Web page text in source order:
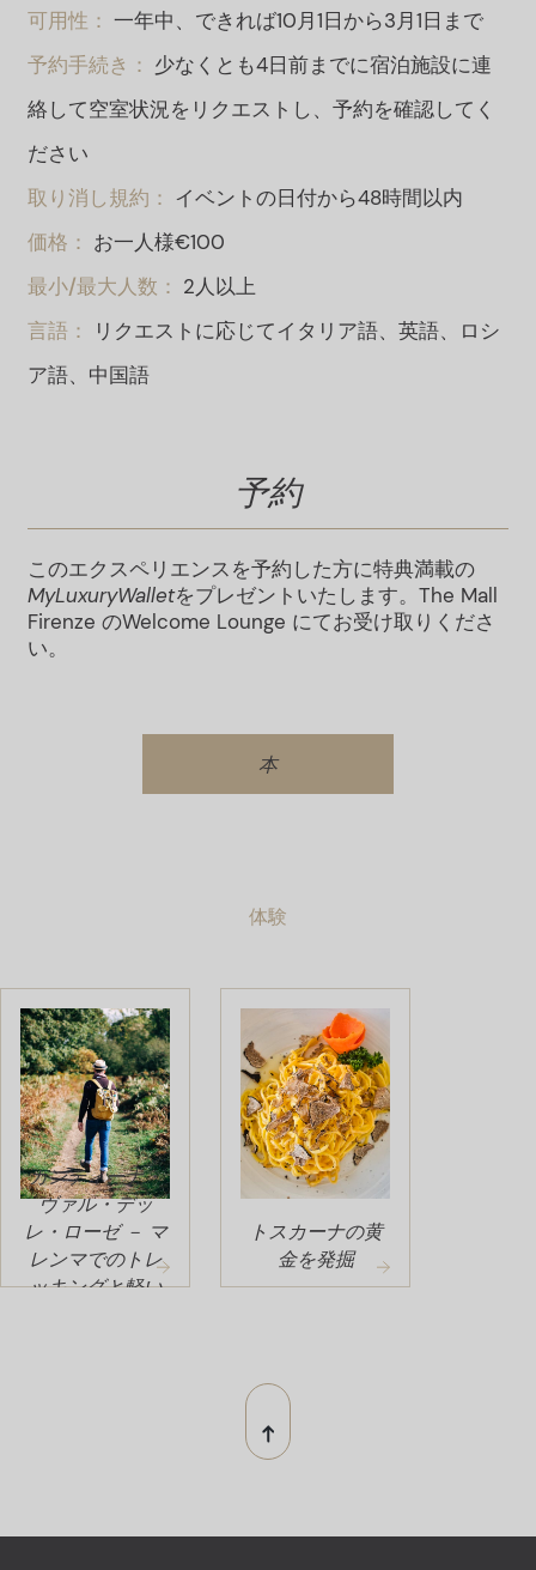
可用性：一年中、できれば10月1日から3月1日まで
予約手続き： 少なくとも4日前までに宿泊施設に連
絡して空室状況をリクエストし、予約を確認してく
ださい
取り消し規約： イベントの日付から48時間以内
価格： お一人様€100
最小/最大人数： 2人以上
言語：
リクエストに応じてイタリア語、英語、ロシ
ア語、中国語
予約
このエクスペリエンスを予約した方に特典満載の
MyLuxuryWalletをプレゼントいたします。The Mall
FirenzeのWelcome Lounge にてお受け取りくださ
い。
本
体験
カンティーナ・
ヴァル・デッ
レ・ローゼ － マ
レンマでのトレ
ッキングと軽い
トスカーナの黄
金を発掘